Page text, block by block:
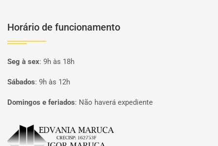
Horário de funcionamento
Seg à sex: 9h às 18h
Sábados: 9h às 12h
Domingos e feriados: Não haverá expediente
Página inicial